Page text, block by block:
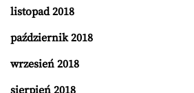
listopad 2018
październik 2018
wrzesień 2018